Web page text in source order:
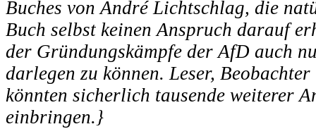
Buches von André Lichtschlag, die
Buch selbst keinen Anspruch darauf
der Gründungskämpfe der AfD auch
darlegen zu können. Leser,
könnten sicherlich tausende weiterer
einbringen.}